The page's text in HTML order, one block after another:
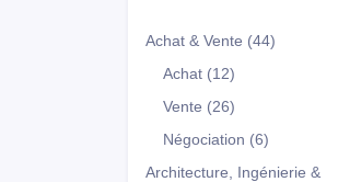
Achat & Vente (44)
Achat (12)
Vente (26)
Négociation (6)
Architecture, Ingénierie &